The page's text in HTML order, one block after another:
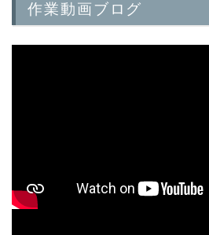
作業動画ブログ